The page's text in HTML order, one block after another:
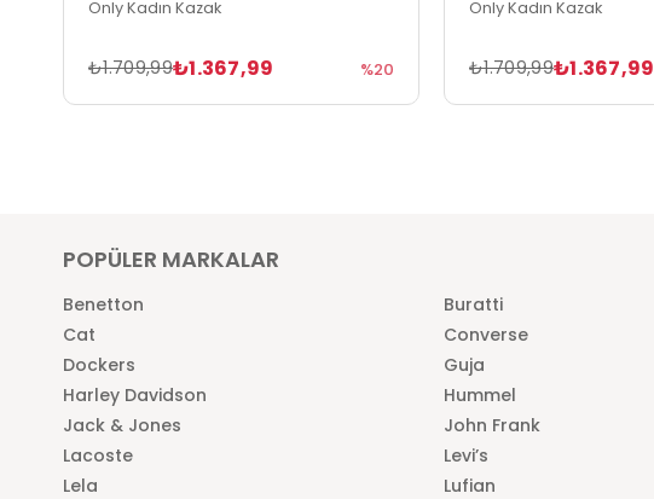
Only Kadın Kazak
₺1.367,99
₺1.709,99 %20
Only Kadın Kazak
₺1.367,99
₺1.709,99
POPÜLER MARKALAR
Benetton
Buratti
Cat
Converse
Dockers
Guja
Harley Davidson
Hummel
Jack & Jones
John Frank
Lacoste
Levi’s
Lela
Lufian